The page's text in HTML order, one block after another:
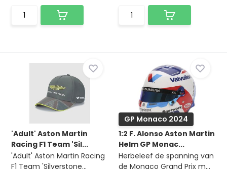
'Adult' Aston Martin
Racing F1 Team 'Sil...
'Adult' Aston Martin Racing
F1 Team 'Silverstone...
GP Monaco 2024
1:2 F. Alonso Aston Martin
Helm GP Monac...
Herbeleef de spanning van
de Monaco Grand Prix m...